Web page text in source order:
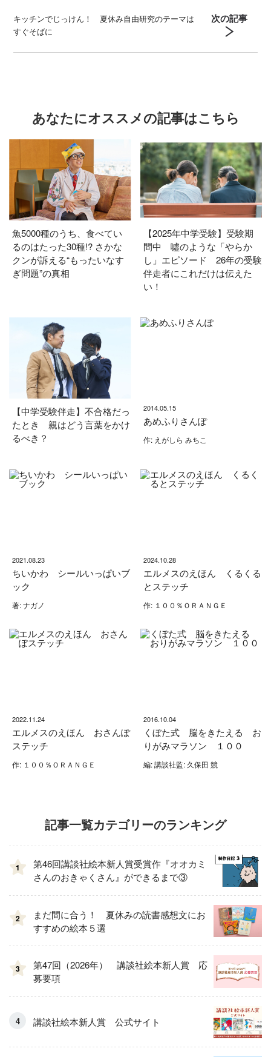
キッチンでじっけん！ 夏休み自由研究のテーマは
すぐそばに
次の記事
あなたにオススメの記事はこちら
魚5000種のうち、食べてい
るのはたった30種!? さかな
クンが訴える“もったいなす
ぎ問題”の真相
【2025年中学受験】受験期
間中 噓のような「やらか
し」エピソード 26年の受験
伴走者にこれだけは伝えた
い！
【中学受験伴走】不合格だっ
たとき 親はどう言葉をかけ
るべき？
2014.05.15
あめふりさんぽ
作: えがしら みちこ
2021.08.23
ちいかわ シールいっぱいブ
ック
著: ナガノ
2024.10.28
エルメスのえほん くるくる
とステッチ
作: １００％ＯＲＡＮＧＥ
2022.11.24
エルメスのえほん おさんぽ
ステッチ
作: １００％ＯＲＡＮＧＥ
2016.10.04
くぼた式 脳をきたえる お
りがみマラソン １００
編: 講談社監: 久保田 競
記事一覧カテゴリーのランキング
1
第46回講談社絵本新人賞受賞作『オオカミ
さんのおきゃくさん』ができるまで③
2
まだ間に合う！ 夏休みの読書感想文にお
すすめの絵本５選
3
第47回（2026年） 講談社絵本新人賞 応
募要項
講談社絵本新人賞 公式サイト